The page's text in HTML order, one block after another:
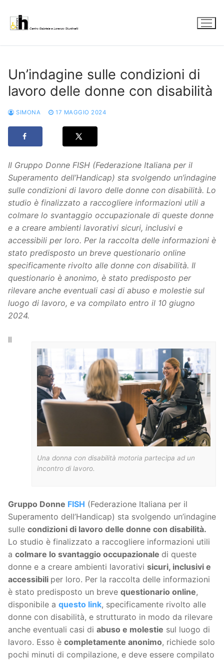
contenuto
Un’indagine sulle condizioni di
lavoro delle donne con disabilità
SIMONA 17 MAGGIO 2024
Il Gruppo Donne FISH (Federazione Italiana per il
Superamento dell’Handicap) sta svolgendo un’indagine
sulle condizioni di lavoro delle donne con disabilità. Lo
studio è finalizzato a raccogliere informazioni utili a
colmare lo svantaggio occupazionale di queste donne
e a creare ambienti lavorativi sicuri, inclusivi e
accessibili per loro. Per la raccolta delle informazioni è
stato predisposto un breve questionario online
specificamente rivolto alle donne con disabilità. Il
questionario è anonimo, è stato predisposto per
rilevare anche eventuali casi di abuso e molestie sul
luogo di lavoro, e va compilato entro il 10 giugno
2024.
Una donna con disabilità motoria partecipa ad un
incontro di lavoro.
Il
Gruppo Donne FISH (Federazione Italiana per il
Superamento dell’Handicap) sta svolgendo un’indagine
sulle condizioni di lavoro delle donne con disabilità.
Lo studio è finalizzato a raccogliere informazioni utili
a colmare lo svantaggio occupazionale di queste
donne e a creare ambienti lavorativi sicuri, inclusivi e
accessibili per loro. Per la raccolta delle informazioni
è stato predisposto un breve questionario online,
disponibile a questo link, specificamente rivolto alle
donne con disabilità, e strutturato in modo da rilevare
anche eventuali casi di abuso e molestie sul luogo di
lavoro. Esso è completamente anonimo, richiede solo
pochi minuti di compilazione, e deve essere compilato